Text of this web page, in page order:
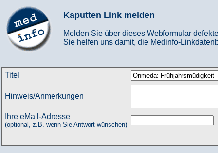
Kaputten Link melden
Melden Sie über dieses Webformular
Sie helfen uns damit, die Medinfo-
Titel
Hinweis/Anmerkungen
Ihre eMail-Adresse
(optional, z.B. wenn Sie Antwort wünschen)